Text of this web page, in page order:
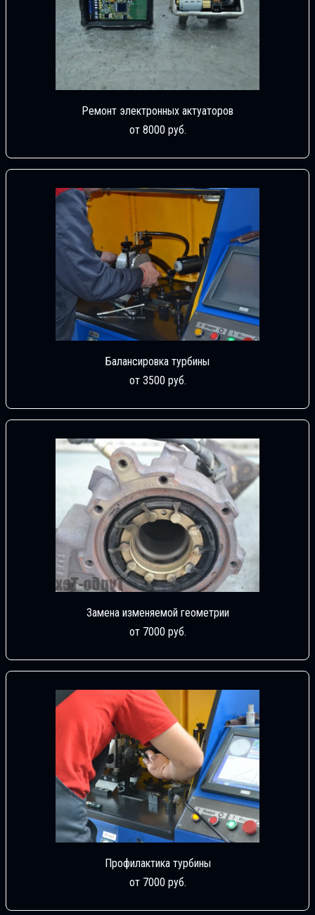
Ремонт электронных актуаторов
от 8000 руб.
Балансировка турбины
от 3500 руб.
Замена изменяемой геометрии
от 7000 руб.
Профилактика турбины
от 7000 руб.